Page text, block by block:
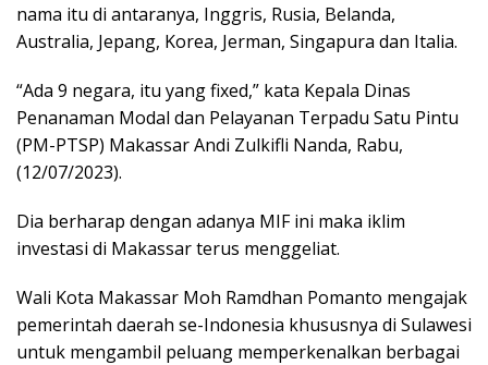
nama itu di antaranya, Inggris, Rusia, Belanda,
Australia, Jepang, Korea, Jerman, Singapura dan Italia.
“Ada 9 negara, itu yang fixed,” kata Kepala Dinas
Penanaman Modal dan Pelayanan Terpadu Satu Pintu
(PM-PTSP) Makassar Andi Zulkifli Nanda, Rabu,
(12/07/2023).
Dia berharap dengan adanya MIF ini maka iklim
investasi di Makassar terus menggeliat.
Wali Kota Makassar Moh Ramdhan Pomanto mengajak
pemerintah daerah se-Indonesia khususnya di Sulawesi
untuk mengambil peluang memperkenalkan berbagai